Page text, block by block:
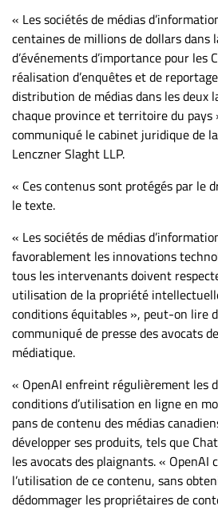
Infolettre
S’abonner
FAQ
Politique de
confidentialité
« Les sociétés de médias
centaines de millions de dollars dans
d’événements d’importance pour les
réalisation d’enquêtes et de
distribution de médias dans les deux
chaque province et territoire du pays
communiqué le cabinet juridique de
Lenczner Slaght LLP.
« Ces contenus sont protégés par le
le texte.
« Les sociétés de médias
favorablement les innovations
tous les intervenants doivent
utilisation de la propriété
conditions équitables », peut-on lire
communiqué de presse des avocats
médiatique.
« OpenAI enfreint régulièrement les
conditions d’utilisation en ligne en
pans de contenu des médias
développer ses produits, tels que
les avocats des plaignants. «
l’utilisation de ce contenu, sans
dédommager les propriétaires de